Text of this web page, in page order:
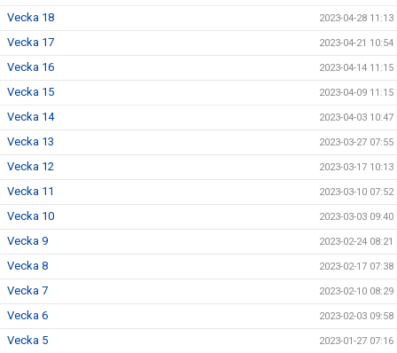
Vecka 18 2023-04-28 11:13
Vecka 17 2023-04-21 10:54
Vecka 16 2023-04-14 11:15
Vecka 15 2023-04-09 11:15
Vecka 14 2023-04-03 10:47
Vecka 13 2023-03-27 07:55
Vecka 12 2023-03-17 10:13
Vecka 11 2023-03-10 07:52
Vecka 10 2023-03-03 09:40
Vecka 9 2023-02-24 08:21
Vecka 8 2023-02-17 07:38
Vecka 7 2023-02-10 08:29
Vecka 6 2023-02-03 09:58
Vecka 5 2023-01-27 07:16